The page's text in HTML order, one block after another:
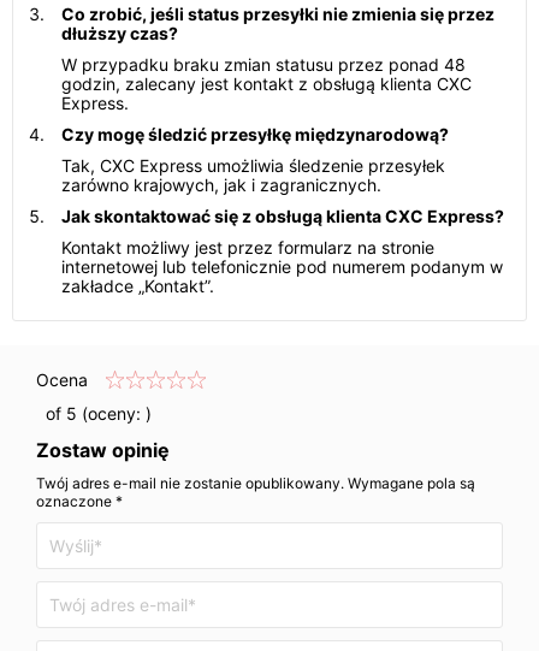
Co zrobić, jeśli status przesyłki nie zmienia się przez
dłuższy czas?
W przypadku braku zmian statusu przez ponad 48
godzin, zalecany jest kontakt z obsługą klienta CXC
Express.
Czy mogę śledzić przesyłkę międzynarodową?
Tak, CXC Express umożliwia śledzenie przesyłek
zarówno krajowych, jak i zagranicznych.
Jak skontaktować się z obsługą klienta CXC Express?
Kontakt możliwy jest przez formularz na stronie
internetowej lub telefonicznie pod numerem podanym w
zakładce „Kontakt”.
Ocena
of 5 (oceny: )
Zostaw opinię
Twój adres e-mail nie zostanie opublikowany. Wymagane pola są
oznaczone *